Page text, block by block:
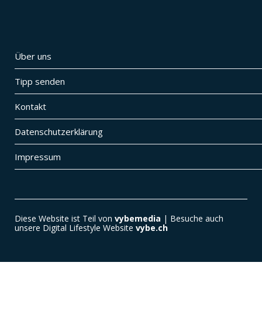
Über uns
Tipp senden
Kontakt
Datenschutzerklärung
Impressum
Diese Website ist Teil von vybemedia | Besuche auch
unsere Digital Lifestyle Website vybe.ch